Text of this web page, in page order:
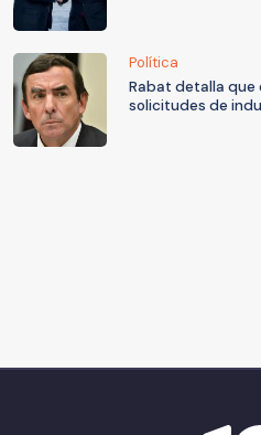
Política
Rabat detalla que
solicitudes de